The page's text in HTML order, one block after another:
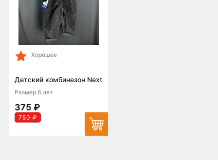
Хорошее
Детский комбинезон Next
Размер 6 лет
375 ₽
750 ₽